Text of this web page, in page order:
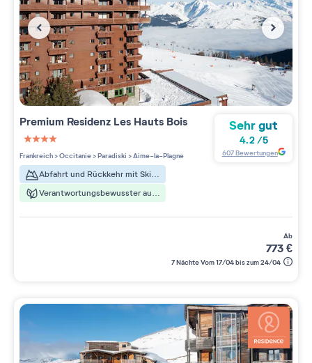
Premium Residenz Les Hauts Bois
4 étoiles sur 5
Frankreich>Occitanie>Paradiski >Aime-la-Plagne
Abfahrt und Rückkehr mit Skiern
Verantwortungsbewusster aufenthalt
Sehr gut
4.2/5
607Bewertungen
ab
773€
7 Nächte Vom 17/04 bis zum 24/04